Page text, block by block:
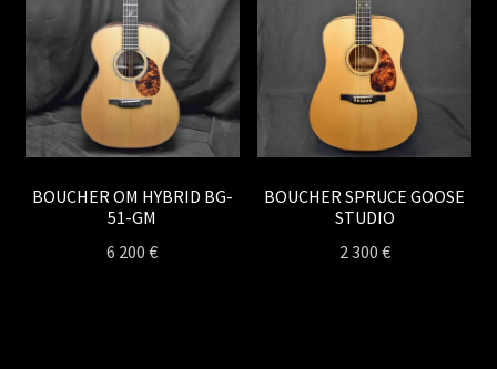
BOUCHER OM HYBRID BG-
51-GM
6 200€
BOUCHER SPRUCE GOOSE
STUDIO
2 300 €